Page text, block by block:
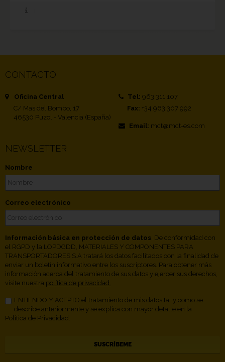
CONTACTO
Oficina Central
C/ Mas del Bombo, 17
46530 Puzol - Valencia (España)
Tel: 963 311 107
Fax: +34 963 307 992
Email: mct@mct-es.com
NEWSLETTER
Nombre
Correo electrónico
Información básica en protección de datos . De conformidad con
el RGPD y la LOPDGDD, MATERIALES Y COMPONENTES PARA
TRANSPORTADORES S.A tratará los datos facilitados con la finalidad de
enviar un boletín informativo entre los suscriptores. Para obtener más
información acerca del tratamiento de sus datos y ejercer sus derechos,
visite nuestra política de privacidad.
ENTIENDO Y ACEPTO el tratamiento de mis datos tal y como se
describe anteriormente y se explica con mayor detalle en la
Política de Privacidad.